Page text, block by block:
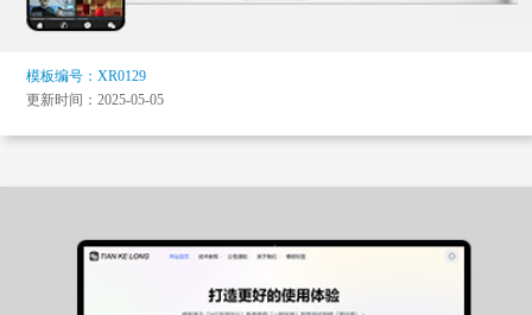
模板编号：XR0129
更新时间：2025-05-05